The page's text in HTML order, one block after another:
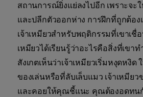
สถานการณ์ยิ่งแย่ลงไปอีก เพราะจะใ
และปลีกตัวออกห่าง การฝึกที่ถูกต้อง
เจ้าเหมียวสำหรับพฤติกรรมที่เขาเชื่
เหมียวได้เรียนรู้ว่าอะไรคือสิ่งที่เขา
สังเกตเห็นว่าเจ้าเหมียวเริ่มหงุดหงิด
ของเล่นหรือที่ลับเล็บแมว เจ้าเหมีย
และคอยให้คุณชี้แนะ คุณต้องอดทนกั